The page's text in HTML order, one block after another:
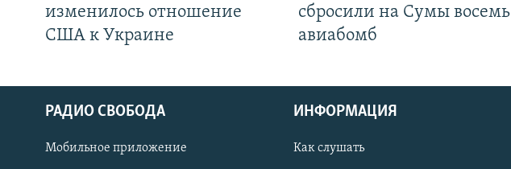
СОЦИАЛЬНЫЕ СЕТИ
изменилось отношение
США к Украине
сбросили на Сумы восемь
авиабомб
РАДИО СВОБОДА
Мобильное приложение
ИНФОРМАЦИЯ
Как слушать